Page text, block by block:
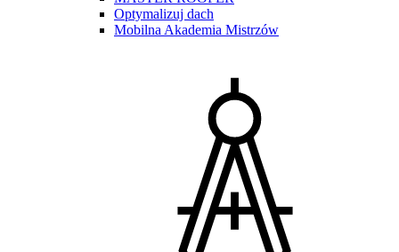
Optymalizuj dach
Mobilna Akademia Mistrzów